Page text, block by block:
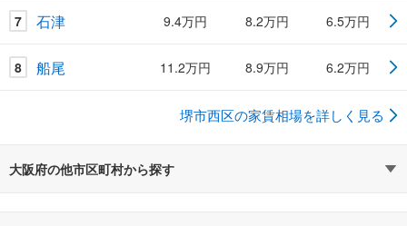
7 石津 9.4万円 8.2万円 6.5万円
8 船尾 11.2万円 8.9万円 6.2万円
堺市西区の家賃相場を詳しく見る
大阪府の他市区町村から探す